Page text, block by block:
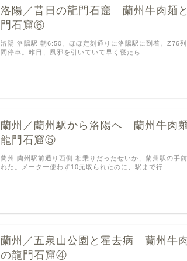
洛陽／昔日の龍門石窟 蘭州牛肉麺
門石窟⑥
洛陽 洛陽駅 朝6:50、ほぼ定刻通りに洛陽駅に到着。Z76
間停車。昨日、風邪を引いていて早く寝たら …
蘭州／蘭州駅から洛陽へ 蘭州牛肉
龍門石窟⑤
蘭州 蘭州駅前通り西側 相乗りだったせいか、蘭州駅の手
れた。メーター使わず10元取られたのに、駅まで行 …
蘭州／五泉山公園と霍去病 蘭州牛
の龍門石窟④